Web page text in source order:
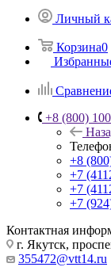
Личный
Корзина0
+8 (800)
+8
+7
+7
+7
Контактная
г. Якутск,
355472@vtt14.ru